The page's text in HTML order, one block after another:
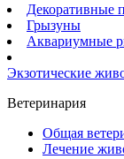
Декоративные
Грызуны
Аквариумные
Экзотические
Ветеринария
Общая
Лечение